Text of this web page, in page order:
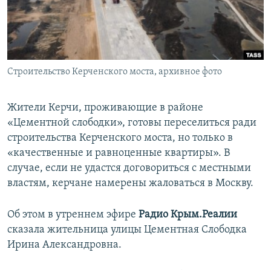
ПОБЕДИТЕЛЕЙ НЕ СУДЯТ?
КРЫМ.НЕПОКОРЕННЫЙ
ELIFBE
УКРАИНСКАЯ ПРОБЛЕМА КРЫМА
ПРИСОЕДИНЯЙТЕСЬ!
Строительство Керченского моста, архивное фото
Жители Керчи, проживающие в районе
«Цементной слободки», готовы переселиться ради
строительства Керченского моста, но только в
«качественные и равноценные квартиры». В
случае, если не удастся договориться с местными
властям, керчане намерены жаловаться в Москву.
Об этом в утреннем эфире Радио Крым.Реалии
сказала жительница улицы Цементная Слободка
Ирина Александровна.